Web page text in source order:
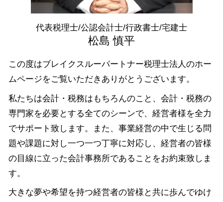
融資 茨城県 税理士
融資 中央区 相談
代表税理士/公認会計士/行政書士/宅建士
松島 慎平
この度はブレイクスルーパートナー税理士法人のホー
ムページをご覧いただきありがとうございます。
私たちは会計・税務はもちろんのこと、会計・税務の
専門家を必要とする全てのシーンで、経営者様を全力
でサポート致します。また、事業経営の中で生じる問
題や課題に対し一つ一つ丁寧に対応し、経営者の皆様
の目線に立った会計事務所であることをお約束致しま
す。
大きな夢や希望を持つ経営者の皆様と共に歩んでゆけ